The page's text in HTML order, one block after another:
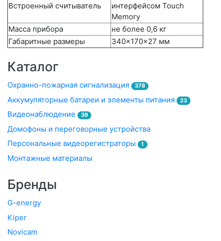
Встроенный считыватель
интерфейсом Touch
Memory
Масса прибора
не более 0,6 кг
Габаритные размеры
340×170×27 мм
Каталог
Охранно-пожарная сигнализация 378
Аккумуляторные батареи и элементы питания 23
Видеонаблюдение 39
Домофоны и переговорные устройства
Персональные видеорегистраторы
1
Монтажные материалы
Бренды
G-energy
Kiper
Novicam